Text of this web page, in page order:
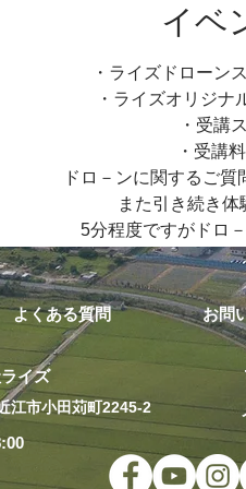
イベ
・ライズドローン
・ライズオリジナ
・受講
・受講
ドロ－ンに関するご
また引き続き
5分程度ですがドロ
よくある質問 お問
イズ
市小田苅町2245-2